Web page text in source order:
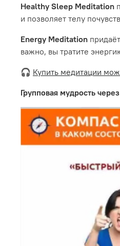
Healthy Sleep Meditation
и позволяет телу
Energy Meditation
важно, вы тратите
🎧 Купить медитации
Групповая мудрость